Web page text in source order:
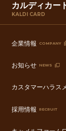
カルディカー
KALDI CARD
企業情報 COMPANY
お知らせ NEWS
カスタマーハラス
採用情報 RECRUIT